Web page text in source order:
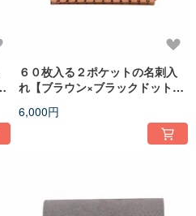
６０枚入る２ポケットの名刺入
れ【ブラウン×ブラックドット
6,000円